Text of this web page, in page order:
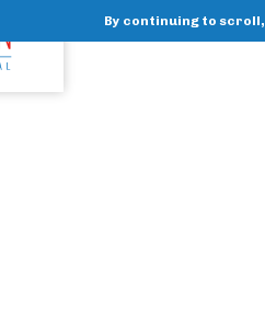
By continuing to scroll,